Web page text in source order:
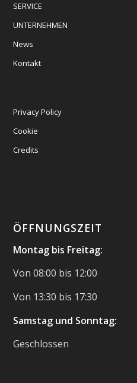
SERVICE
UNTERNEHMEN
News
Kontakt
Privacy Policy
Cookie
Credits
ÖFFNUNGSZEIT
Montag bis Freitag:
Von 08:00 bis 12:00
Von 13:30 bis 17:30
Samstag und Sonntag:
Geschlossen